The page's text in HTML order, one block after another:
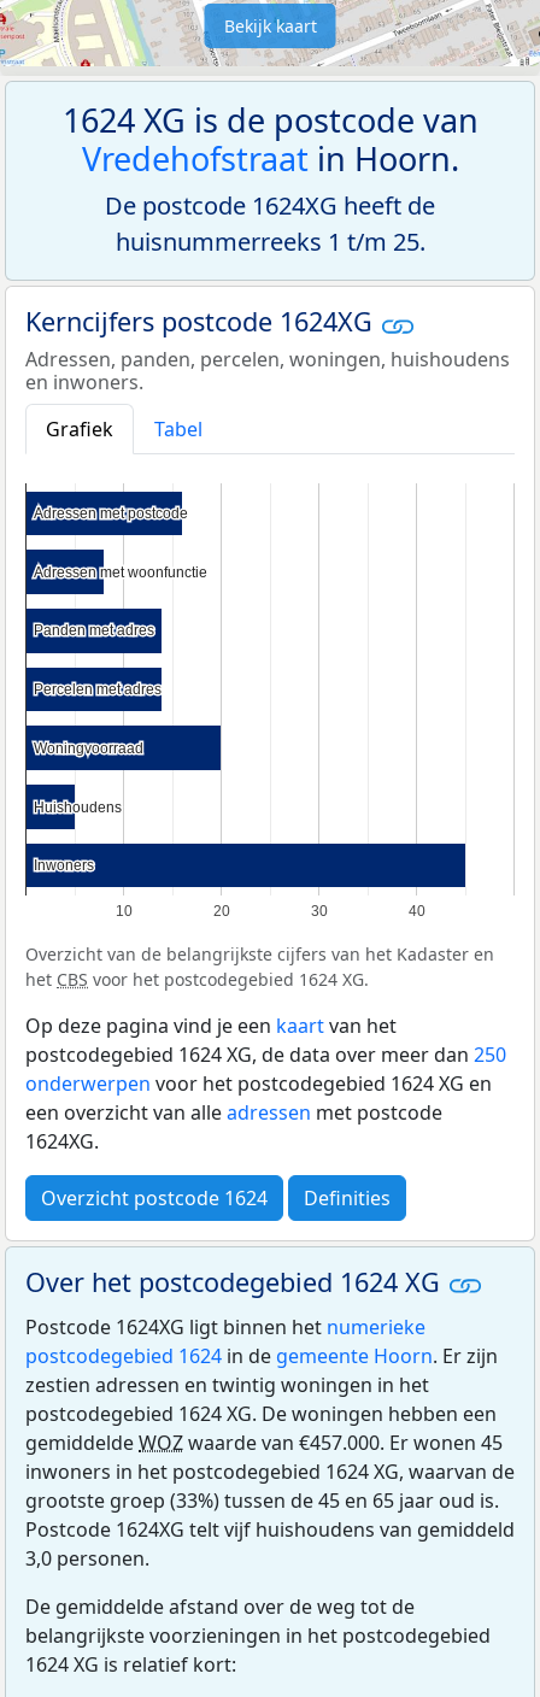
Bekijk kaart
1624 XG is de postcode van
Vredehofstraatin Hoorn.
De postcode 1624XG heeft de
huisnummerreeks 1 t/m 25.
Kerncijfers postcode 1624XG
Adressen, panden, percelen, woningen, huishoudens
en inwoners.
Grafiek
Tabel
10 20 30 40
Adressen met postcode
Adressen met postcode
Adressen met woonfunctie
Adressen met woonfunctie
Panden met adres
Panden met adres
Percelen met adres
Percelen met adres
Woningvoorraad
Woningvoorraad
Huishoudens
Huishoudens
Inwoners
Inwoners
Overzicht van de belangrijkste cijfers van het Kadaster en
het CBS voor het postcodegebied 1624 XG.
Op deze pagina vind je een kaartvan het
postcodegebied 1624 XG, de data over meer dan 250
onderwerpen voor het postcodegebied 1624 XG en
een overzicht van alleadressen met postcode
1624XG.
Overzicht postcode 1624 Definities
Over het postcodegebied 1624 XG
Postcode 1624XG ligt binnen het numerieke
postcodegebied 1624 in de gemeente Hoorn. Er zijn
zestien adressen en twintig woningen in het
postcodegebied 1624 XG. De woningen hebben een
gemiddeldeWOZwaarde van €457.000. Er wonen 45
inwoners in het postcodegebied 1624 XG, waarvan de
grootste groep (33%) tussen de 45 en 65 jaar oud is.
Postcode 1624XG telt vijf huishoudens van gemiddeld
3,0 personen.
De gemiddelde afstand over de weg tot de
belangrijkste voorzieningen in het postcodegebied
1624 XG is relatief kort: